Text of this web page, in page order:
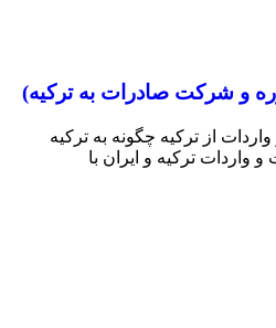
و شرکت صادرات به ترکیه)
از ترکیه چگونه به ترکیه
ترکیه و ایران با